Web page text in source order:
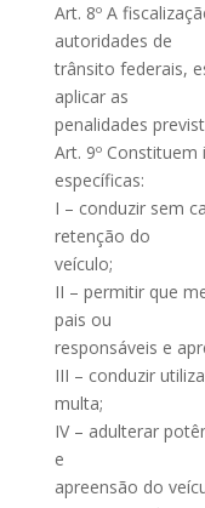
Art. 8º A
autoridades de
trânsito federais,
aplicar as
penalidades
Art. 9º
específicas:
I – conduzir sem
retenção do
veículo;
II – permitir que
pais ou
responsáveis e
III – conduzir
multa;
IV – adulterar
e
apreensão do